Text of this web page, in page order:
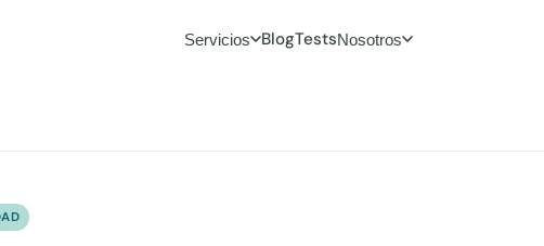
Servicios BlogTestsNosotros